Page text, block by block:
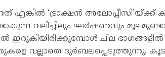
‘ട്രാക്ഷൻ അലോപ്പീസി’യ്ക്ക്
വലിച്ചിലും ഘർഷണവും
ചില ഭാഗങ്ങളിൽ
വല്ലാതെ ദുർബലപ്പെടുത്തുന്നു.